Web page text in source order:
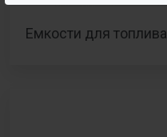
Емкости для топлива